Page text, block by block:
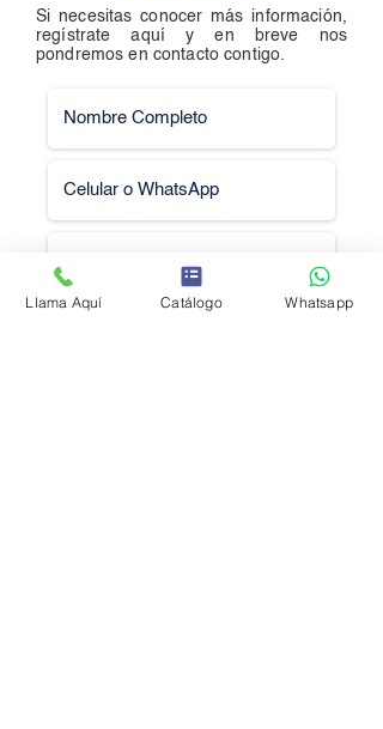
Si necesitas conocer más información,
regístrate aquí y en breve nos
pondremos en contacto contigo.
Llama Aquí Catálogo Whatsapp